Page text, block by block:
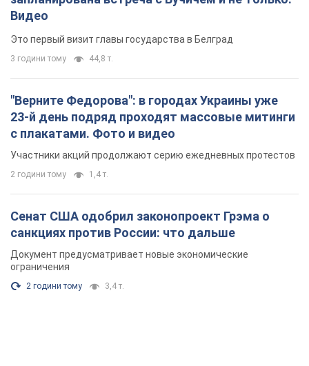
Документ предусматривает новые экономические
ограничения
2 години тому 3,4 т.